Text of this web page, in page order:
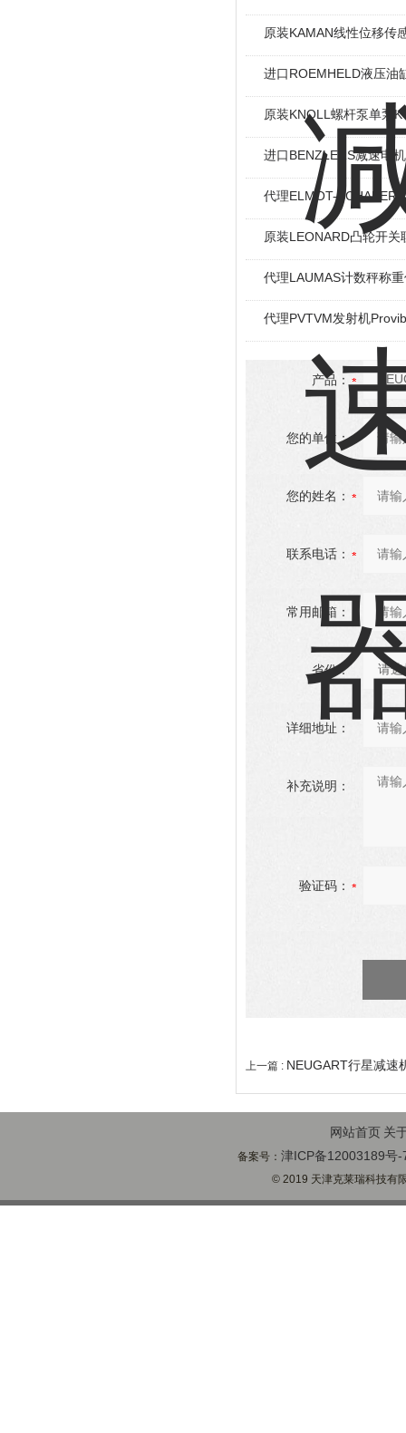
原装KAMAN线性位移传
进口ROEMHELD液压油
原装KNOLL螺杆泵单泵
进口BENZLERS减速电
代理ELMOT-SCHAFER
原装LEONARD凸轮开关
代理LAUMAS计数秤称
代理PVTVM发射机
产品：
您的单位：
您的姓名：
联系电话：
常用邮箱：
省份：
详细地址：
补充说明：
验证码：
上一篇 : NEUGART行星减速
网站首页 关
备案号：津ICP备12003189号-
© 2019 天津克莱瑞科技有